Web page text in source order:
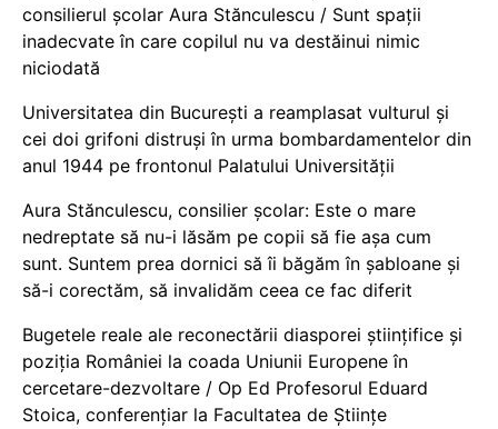
consilierul școlar Aura Stănculescu / Sunt spații
inadecvate în care copilul nu va destăinui nimic
niciodată
Universitatea din București a reamplasat vulturul și
cei doi grifoni distruși în urma bombardamentelor din
anul 1944 pe frontonul Palatului Universității
Aura Stănculescu, consilier școlar: Este o mare
nedreptate să nu-i lăsăm pe copii să fie așa cum
sunt. Suntem prea dornici să îi băgăm în șabloane și
să-i corectăm, să invalidăm ceea ce fac diferit
Bugetele reale ale reconectării diasporei științifice și
poziția României la coada Uniunii Europene în
cercetare-dezvoltare / Op Ed Profesorul Eduard
Stoica, conferențiar la Facultatea de Științe